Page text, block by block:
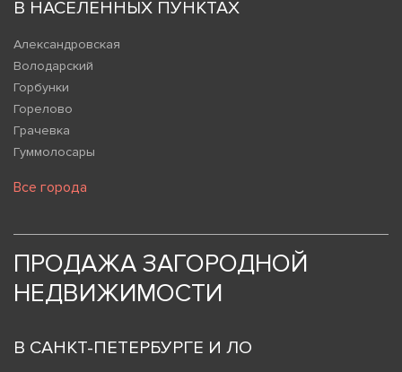
В НАСЕЛЕННЫХ ПУНКТАХ
Александровская
Володарский
Горбунки
Горелово
Грачевка
Гуммолосары
Все города
ПРОДАЖА ЗАГОРОДНОЙ
НЕДВИЖИМОСТИ
В САНКТ-ПЕТЕРБУРГЕ И ЛО